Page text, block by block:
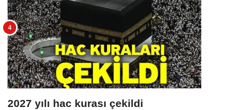
2027 yılı hac kurası çekildi